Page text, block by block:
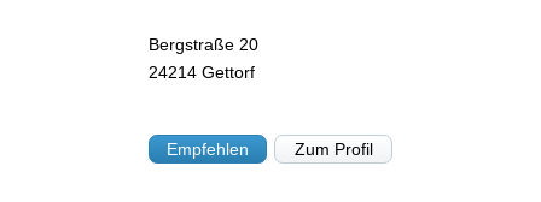
Bergstraße 20
24214 Gettorf
Empfehlen Zum Profil